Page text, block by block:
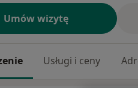
Umów wizytę
Usługi i ceny